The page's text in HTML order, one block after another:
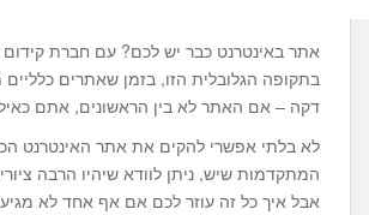
אתר באינטרנט כבר יש לכם? עם חברת
בתקופה הגלובלית הזו, בזמן שאתרים כלליים
דקה – אם האתר לא בין הראשונים, אתם
לא בלתי אפשרי להקים את אתר האינטרנט
המתקדמות שיש, ניתן לוודא שיהיו הרבה
אבל איך כל זה עוזר לכם אם אף אחד לא